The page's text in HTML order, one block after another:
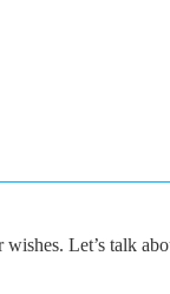
Let’s talk